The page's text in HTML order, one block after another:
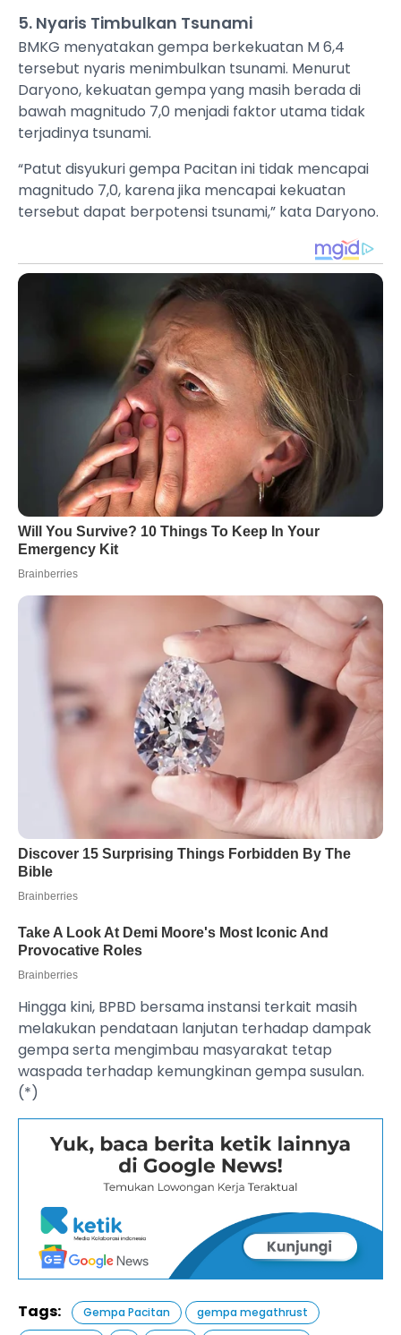
5. Nyaris Timbulkan Tsunami
BMKG menyatakan gempa berkekuatan M 6,4
tersebut nyaris menimbulkan tsunami. Menurut
Daryono, kekuatan gempa yang masih berada di
bawah magnitudo 7,0 menjadi faktor utama tidak
terjadinya tsunami.
“Patut disyukuri gempa Pacitan ini tidak mencapai
magnitudo 7,0, karena jika mencapai kekuatan
tersebut dapat berpotensi tsunami,” kata Daryono.
Hingga kini, BPBD bersama instansi terkait masih
melakukan pendataan lanjutan terhadap dampak
gempa serta mengimbau masyarakat tetap
waspada terhadap kemungkinan gempa susulan.
(*)
Tags: Gempa Pacitan
gempa megathrust